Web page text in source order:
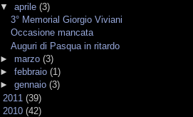
▼ aprile (3)
3° Memorial Giorgio Viviani
Occasione mancata
Auguri di Pasqua in ritardo
► marzo (3)
► febbraio (1)
► gennaio (3)
2011 (39)
2010 (42)